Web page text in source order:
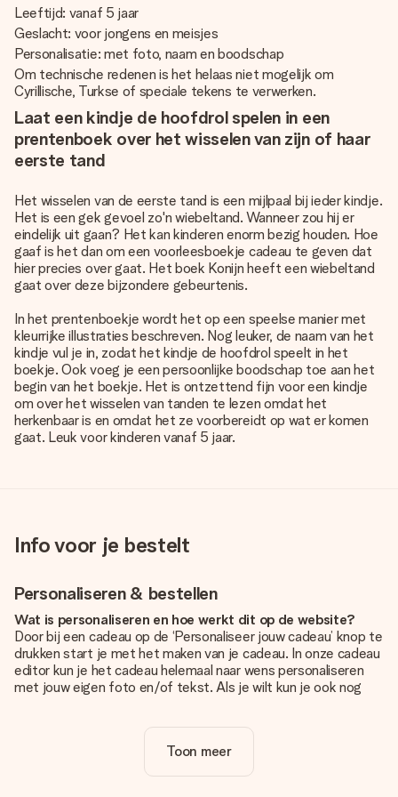
Leeftijd: vanaf 5 jaar
Geslacht: voor jongens en meisjes
Personalisatie: met foto, naam en boodschap
Om technische redenen is het helaas niet mogelijk om
Cyrillische, Turkse of speciale tekens te verwerken.
Laat een kindje de hoofdrol spelen in een
prentenboek over het wisselen van zijn of haar
eerste tand
Het wisselen van de eerste tand is een mijlpaal bij ieder kindje.
Het is een gek gevoel zo'n wiebeltand. Wanneer zou hij er
eindelijk uit gaan? Het kan kinderen enorm bezig houden. Hoe
gaaf is het dan om een voorleesboekje cadeau te geven dat
hier precies over gaat. Het boek Konijn heeft een wiebeltand
gaat over deze bijzondere gebeurtenis.
In het prentenboekje wordt het op een speelse manier met
kleurrijke illustraties beschreven. Nog leuker, de naam van het
kindje vul je in, zodat het kindje de hoofdrol speelt in het
boekje. Ook voeg je een persoonlijke boodschap toe aan het
begin van het boekje. Het is ontzettend fijn voor een kindje
om over het wisselen van tanden te lezen omdat het
herkenbaar is en omdat het ze voorbereidt op wat er komen
gaat. Leuk voor kinderen vanaf 5 jaar.
Info voor je bestelt
Personaliseren & bestellen
Wat is personaliseren en hoe werkt dit op de website?
Door bij een cadeau op de ‘Personaliseer jouw cadeau’ knop te
drukken start je met het maken van je cadeau. In onze cadeau
editor kun je het cadeau helemaal naar wens personaliseren
met jouw eigen foto en/of tekst. Als je wilt kun je ook nog
Is personalisatie in de prijs inbegrepen?
De prijs die op de website wordt getoond is inclusief de
Toon meer